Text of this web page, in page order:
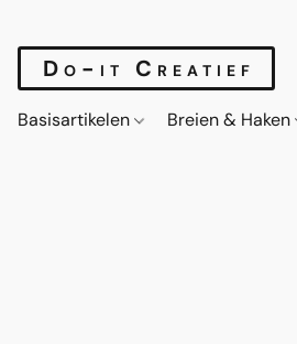
Do-it Creatief
Basisartikelen Breien & Haken